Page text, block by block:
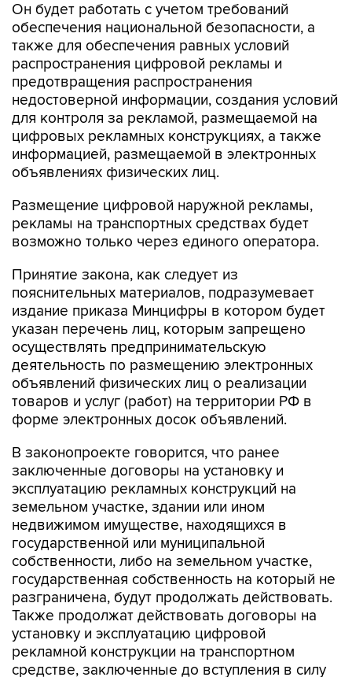
Он будет работать с учетом требований
обеспечения национальной безопасности, а
также для обеспечения равных условий
распространения цифровой рекламы и
предотвращения распространения
недостоверной информации, создания условий
для контроля за рекламой, размещаемой на
цифровых рекламных конструкциях, а также
информацией, размещаемой в электронных
объявлениях физических лиц.
Размещение цифровой наружной рекламы,
рекламы на транспортных средствах будет
возможно только через единого оператора.
Принятие закона, как следует из
пояснительных материалов, подразумевает
издание приказа Минцифры в котором будет
указан перечень лиц, которым запрещено
осуществлять предпринимательскую
деятельность по размещению электронных
объявлений физических лиц о реализации
товаров и услуг (работ) на территории РФ в
форме электронных досок объявлений.
В законопроекте говорится, что ранее
заключенные договоры на установку и
эксплуатацию рекламных конструкций на
земельном участке, здании или ином
недвижимом имуществе, находящихся в
государственной или муниципальной
собственности, либо на земельном участке,
государственная собственность на который не
разграничена, будут продолжать действовать.
Также продолжат действовать договоры на
установку и эксплуатацию цифровой
рекламной конструкции на транспортном
средстве, заключенные до вступления в силу